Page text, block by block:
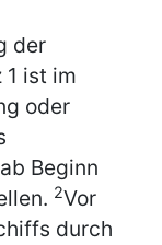
der
ist im
oder
Beginn
2Vor
durch